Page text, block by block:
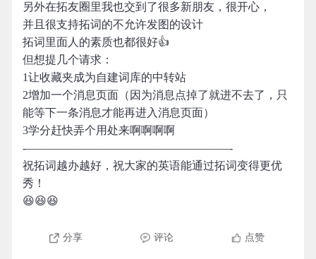
另外在拓友圈里我也交到了很多新朋友，很开心，
并且很支持拓词的不允许发图的设计
拓词里面人的素质也都很好👍
但想提几个请求：
1让收藏夹成为自建词库的中转站
2增加一个消息页面（因为消息点掉了就进不去了，只
能等下一条消息才能再进入消息页面）
3学分赶快弄个用处来啊啊啊啊
-——————————————————-
祝拓词越办越好，祝大家的英语能通过拓词变得更优
秀！
😆😆😆
分享 评论 点赞